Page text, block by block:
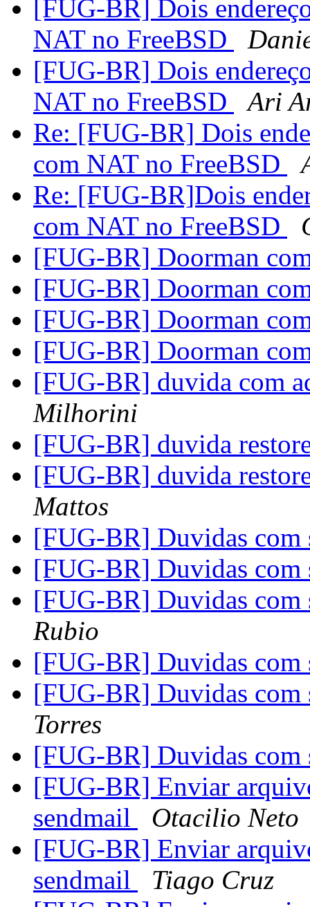
[FUG-BR] Dois
NAT no FreeBSD
[FUG-BR] Dois
NAT no FreeBSD
Ari
Re: [FUG-BR] Dois
com NAT no FreeBSD
Re: [FUG-BR]Dois
com NAT no FreeBSD
[FUG-BR] Doorman
[FUG-BR] Doorman
[FUG-BR] Doorman
[FUG-BR] Doorman
[FUG-BR] duvida com
Milhorini
[FUG-BR] duvida
[FUG-BR] duvida
Mattos
[FUG-BR] Duvidas com
[FUG-BR] Duvidas com
[FUG-BR] Duvidas com
Rubio
[FUG-BR] Duvidas com
[FUG-BR] Duvidas com
Torres
[FUG-BR] Duvidas com
[FUG-BR] Enviar
sendmail
Otacilio Neto
[FUG-BR] Enviar
sendmail
Tiago Cruz